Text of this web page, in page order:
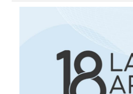
Secretaria de Governo
Advocacia-Geral da União